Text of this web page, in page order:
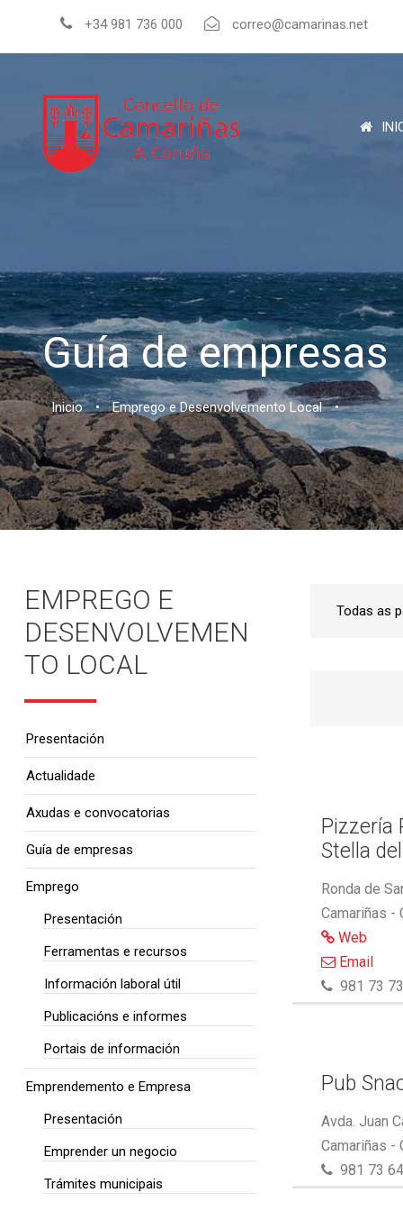
+34 981 736 000 correo@camarinas.net
Guía de empresas
Inicio • Emprego e Desenvolvemento Local •
Pizzería
Stella
Ronda de
Camariñas -
Web
Email
981 73
Pub
Avda. Juan
Camariñas -
981 73
EMPREGO E
DESENVOLVEMEN
TO LOCAL
Presentación
Actualidade
Axudas e convocatorias
Guía de empresas
Emprego
Presentación
Ferramentas e recursos
Información laboral útil
Publicacións e informes
Portais de información
Emprendemento e Empresa
Presentación
Emprender un negocio
Trámites municipais